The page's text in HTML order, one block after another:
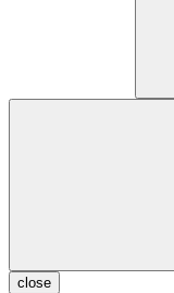
close